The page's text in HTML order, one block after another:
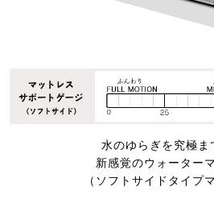
水のゆらぎを究極ま
新感覚のウォーター
（ソフトサイドタイプ